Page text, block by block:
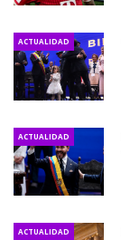
ACTUALIDAD
ACTUALIDAD
ACTUALIDAD